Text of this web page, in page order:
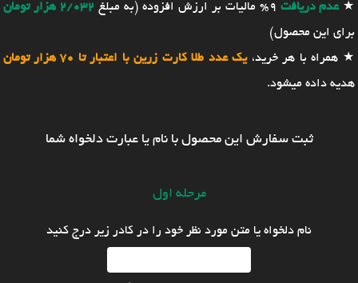
★عدم دریافت 9% مالیات بر ارزش افزوده (به مبلغ
2/032 هزار تومان
برای این محصول)
★ همراه با هر خرید،یک عدد طلا کارت زرین با اعتبار تا 70 هزار تومان
هدیه داده میشود.
ثبت سفارش این محصول با نام یا عبارت دلخواه شما
مرحله اول
نام دلخواه یا متن مورد نظر خود را در کادر زیر درج کنید